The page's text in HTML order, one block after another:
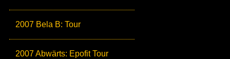
2007 Bela B: Tour
2007 Abwärts: Epofit Tour